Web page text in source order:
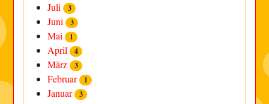
Juli 3
Juni 3
Mai 1
April 4
März 3
Februar 1
Januar 3